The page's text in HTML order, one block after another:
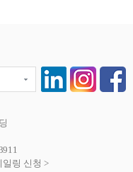
일링 신청 >